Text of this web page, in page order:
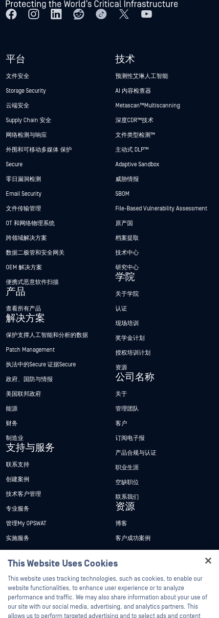
平台
文件安全
Storage Security
云端安全
Supply Chain 安全
网络检测与响应
外围和可移动多媒体 保护
Secure
零日漏洞检测
Email Security
文件传输管理
OT 和网络物理系统
跨领域解决方案
数据二极管和安全网关
OEM 解决方案
便携式恶意软件扫描
产品
查看所有产品
解决方案
保护支撑人工智能和分析的数据
Patch Management
执法中的Secure 证据Secure
政府、国防与情报
美国联邦政府
能源
财务
制造业
支持与服务
联系支持
创建案例
技术客户管理
专业服务
管理My OPSWAT
实施服务
技术文档
培训
漏洞计划
合作伙伴
技术
预测性艾琳人工智能
AI 内容检查器
Metascan™ Multiscanning
深度CDR™技术
文件类型检测™
主动式 DLP™
Adaptive Sandbox
威胁情报
SBOM
File-Based Vulnerability Assessment
原产国
档案提取
技术中心
研究中心
学院
关于学院
认证
现场培训
奖学金计划
授权培训计划
资源
公司名称
关于
管理团队
客户
订阅电子报
产品合规与认证
职业生涯
空缺职位
联系我们
资源
博客
客户成功案例
新闻报道
活动
网络研讨会
产品型录
This Website Uses Cookies
This website uses tracking technologies, such as cookies, to enable our
website functionalities, to enhance user experience or to analyze
performance and traffic. We may also share information about your use of
our site with our social media, advertising, and analytics partners. This
allows us to perform targeted advertising and to select ads and content
Hey there!
I'm Ozzy, your OPSWAT virtual assistant.
How can I help you secure what's critical
today?